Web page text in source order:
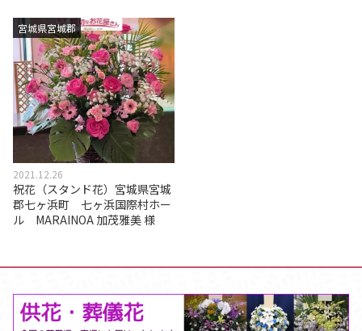
宮城県宮城郡
2021.12.26
祝花（スタンド花）宮城県宮城
郡七ヶ浜町 七ヶ浜国際村ホー
ル MARAINOA 加茂雅美 様